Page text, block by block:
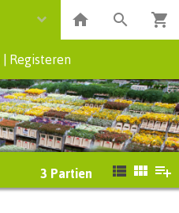
Registeren
3 Partien